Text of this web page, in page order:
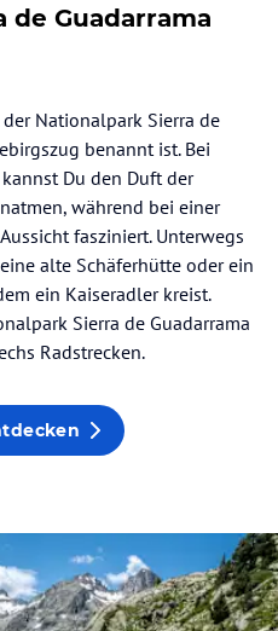
de Guadarrama
Nationalpark Sierra de
benannt ist. Bei
Du den Duft der
während bei einer
fasziniert. Unterwegs
alte Schäferhütte oder ein
ein Kaiseradler kreist.
Sierra de Guadarrama
Radstrecken.